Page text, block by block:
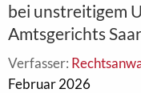
bei unstreitigem
Amtsgerichts
Verfasser:
Februar 2026